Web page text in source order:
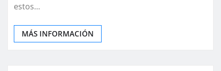
estos…
MÁS INFORMACIÓN